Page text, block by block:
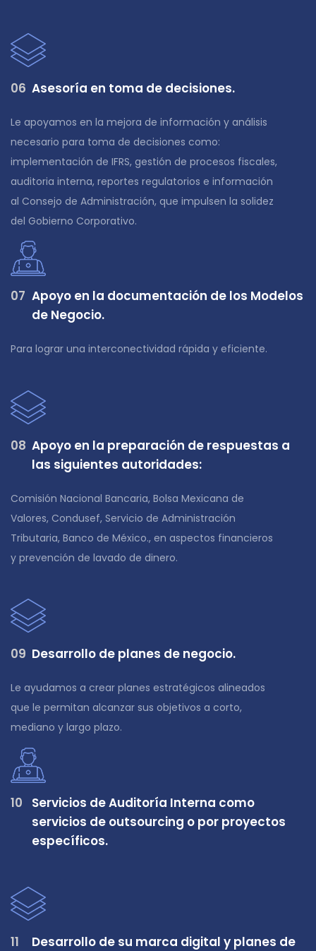
Asesoría en toma de decisiones.
06
Le apoyamos en la mejora de información y análisis
necesario para toma de decisiones como:
implementación de IFRS, gestión de procesos fiscales,
auditoria interna, reportes regulatorios e información
al Consejo de Administración, que impulsen la solidez
del Gobierno Corporativo.
Apoyo en la documentación de los Modelos
de Negocio.
07
Para lograr una interconectividad rápida y eficiente.
Apoyo en la preparación de respuestas a
las siguientes autoridades:
08
Comisión Nacional Bancaria, Bolsa Mexicana de
Valores, Condusef, Servicio de Administración
Tributaria, Banco de México., en aspectos financieros
y prevención de lavado de dinero.
Desarrollo de planes de negocio.
09
Le ayudamos a crear planes estratégicos alineados
que le permitan alcanzar sus objetivos a corto,
mediano y largo plazo.
Servicios de Auditoría Interna como
servicios de outsourcing o por proyectos
específicos.
10
Desarrollo de su marca digital y planes de
11